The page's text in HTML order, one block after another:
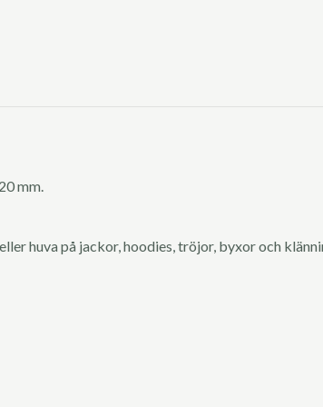
mm.
huva på jackor, hoodies, tröjor, byxor och